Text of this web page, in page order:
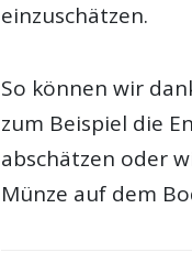
einzuschätzen.
So können wir
zum Beispiel die
abschätzen oder
Münze auf dem